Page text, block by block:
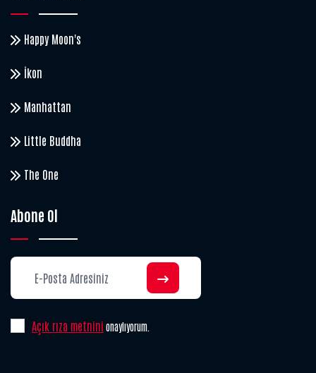
Happy Moon's
İkon
Manhattan
Little Buddha
The One
Abone Ol
Açık rıza metnini onaylıyorum.